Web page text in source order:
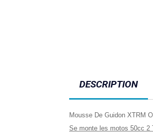
DESCRIPTION
Mousse De Guidon XTRM
Se monte les motos 50cc 2